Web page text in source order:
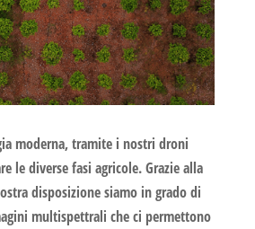
moderna, tramite i nostri droni
le diverse fasi agricole. Grazie alla
disposizione siamo in grado di
multispettrali che ci permettono